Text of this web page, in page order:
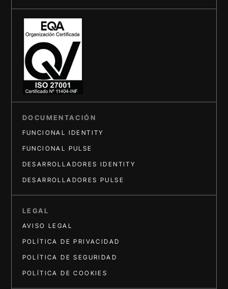
DOCUMENTACIÓN
FUNCIONAL IDENTITY
FUNCIONAL PULSE
DESARROLLADORES IDENTITY
DESARROLLADORES PULSE
LEGAL
AVISO LEGAL
POLÍTICA DE PRIVACIDAD
POLÍTICA DE SEGURIDAD
POLÍTICA DE COOKIES